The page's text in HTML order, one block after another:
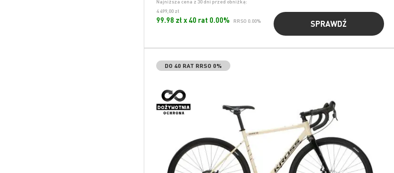
Najniższa cena z 30 dni przed obniżką:
4 499,00 zł
99.98 zł x 40 rat 0.00% RRSO 0.00% SPRAWDŹ
DO 40 RAT RRSO 0%